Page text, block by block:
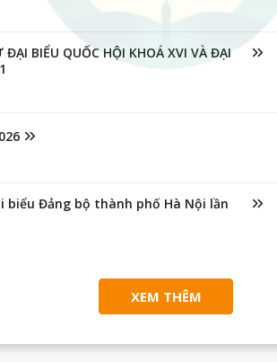
ĐẠI BIỂU QUỐC HỘI KHOÁ XVI VÀ ĐẠI
Đảng bộ thành phố Hà Nội lần
XEM THÊM